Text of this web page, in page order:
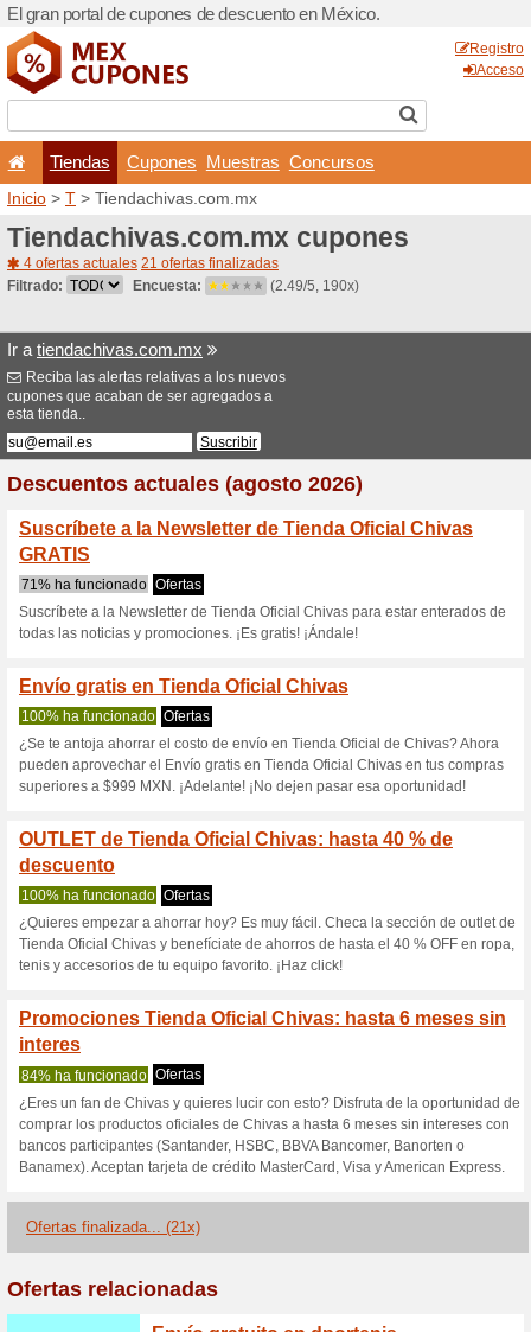
El gran portal de cupones
Tiendas
Inicio>T>
Filtrado:
Ir atiendachivas.com.mx
Reciba las alertas relativas
esta tienda..
Descuentos
Suscríbete a la